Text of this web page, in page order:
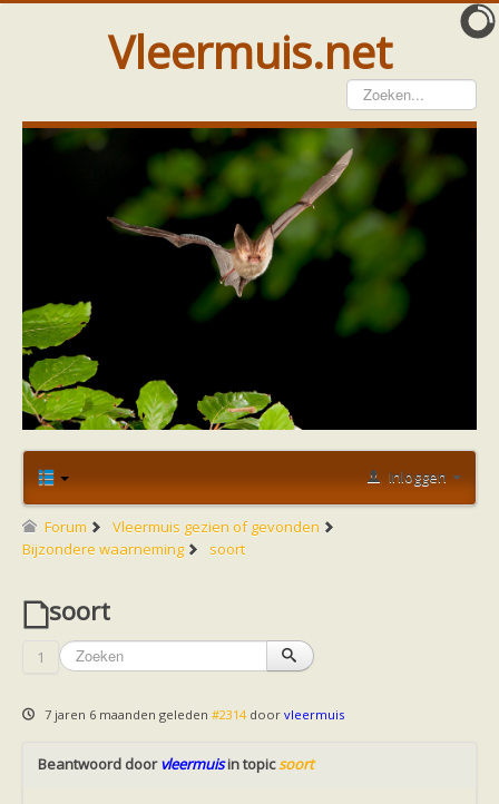
Vleermuis.net
Vleermuis gezien
Waarneming doorgeven
Wat doen wij met meldingen
Telinstructie
Waarnemingen doorgeven elders
Hulp
Vleermuis gevonden
Vanginstructie
Hulp per email
Hulp per provincie
Drenthe
Friesland
Limburg
Noord-Brabant
Noord-Holland
Zuid-Holland
Vleermuizen en ziektes
Gebiedsbescherming
Vleermuisprotocol
Home Forum
Vleermuis gezien of gevonden
Bijzondere waarneming
soort
Inloggen
Forum
Vleermuis gezien of gevonden
Bijzondere waarneming
soort
soort
1
7 jaren 6 maanden geleden #2314 door vleermuis
Beantwoord doorvleermuisin topicsoort